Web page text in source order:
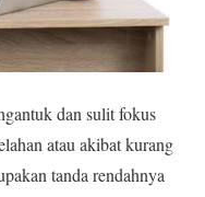
dan sulit fokus
atau akibat kurang
tanda rendahnya